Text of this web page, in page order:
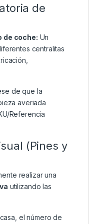
de
de coche: Un
centralitas
de que la
averiada
Referencia
(Pines y
realizar una
utilizando las
el número de